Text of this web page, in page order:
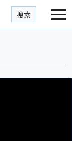
搜索